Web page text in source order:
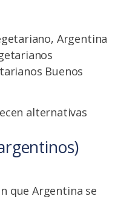
alternativas
que Argentina se